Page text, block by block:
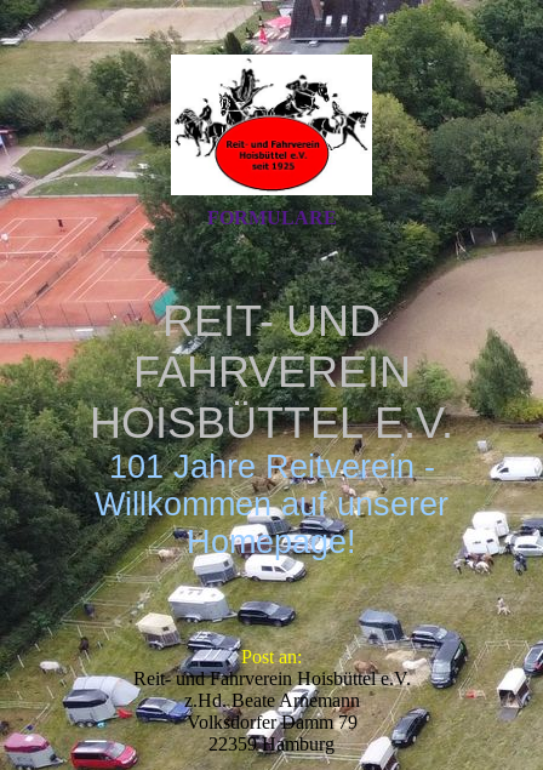
FORMULARE
REIT- UND
FAHRVEREIN
HOISBÜTTEL E.V.
101 Jahre Reitverein -
Willkommen auf unserer
Homepage!
Post an:
Reit- und Fahrverein Hoisbüttel e.V.
z.Hd. Beate Arnemann
Volksdorfer Damm 79
22359 Hamburg